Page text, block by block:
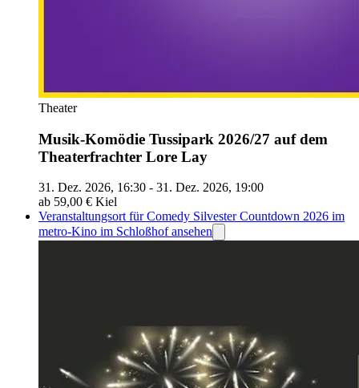
Theater
Musik-Komödie Tussipark 2026/27 auf dem
Theaterfrachter Lore Lay
31. Dez. 2026, 16:30 - 31. Dez. 2026, 19:00
ab 59,00 € Kiel
Veranstaltungsort für Comedy Silvester Countdown 2026 im
metro-Kino im Schloßhof ansehen